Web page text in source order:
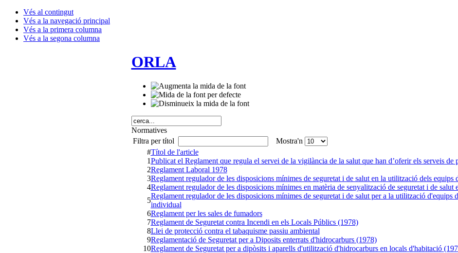
Vés al contingut
Vés a la navegació principal
Vés a la primera columna
Vés a la segona columna
ORLA
Normatives
Filtra per títol
Mostra'n
#Títol de l'article
1Publicat el Reglament que regula el servei de la vigilància de la salut que han d’oferir els serveis de
2Reglament Laboral 1978
3Reglament regulador de les disposicions mínimes de seguretat i de salut en la utilització dels equips
4Reglament regulador de les disposicions mínimes en matèria de senyalització de seguretat i de salut
5
Reglament regulador de les disposicions mínimes de seguretat i de salut per a la utilització d'equips
individual
6Reglament per les sales de fumadors
7Reglament de Seguretat contra Incendi en els Locals Públics (1978)
8Llei de protecció contra el tabaquisme passiu ambiental
9Reglamentació de Seguretat per a Diposits enterrats d'hidrocarburs (1978)
10Reglament de Seguretat per a dipòsits i aparells d'utilització d'hidrocarburs en locals d'habitació